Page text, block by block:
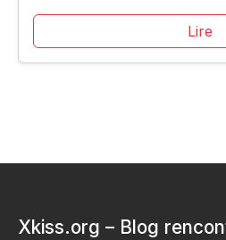
Lire
Xkiss.org – Blog